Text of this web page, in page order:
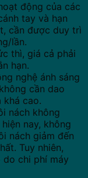
động của các
tay và hạn
cần được duy trì
lần.
thì, giá cả phải
hạn.
nghệ ánh sáng
cần dao
khá cao.
nách không
nay, không
nách giảm đến
Tuy nhiên,
do chi phí máy